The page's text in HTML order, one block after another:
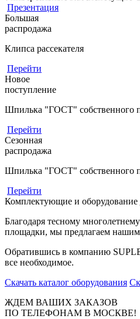
Презентация
Большая
распродажа
Клипса рассекателя
Перейти
Новое
поступление
Шпилька "ГОСТ" собственного
Перейти
Сезонная
распродажа
Шпилька "ГОСТ" собственного
Перейти
Комплектующие и
Благодаря тесному
площадки, мы предлагаем
Обратившись в компанию
все необходимое.
Скачать каталог оборудования
ЖДЕМ ВАШИХ ЗАКАЗОВ
ПО ТЕЛЕФОНАМ В МОСКВЕ!